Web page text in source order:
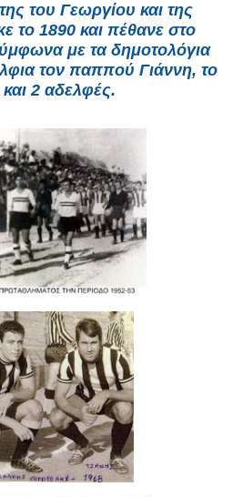
του Γεωργίου και της
το 1890 και πέθανε στο
με τα δημοτολόγια
τον παππού Γιάννη, το
2 αδελφές.